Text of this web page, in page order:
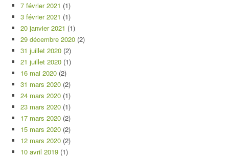
7 février 2021 (1)
3 février 2021 (1)
20 janvier 2021 (1)
29 décembre 2020 (2)
31 juillet 2020 (2)
21 juillet 2020 (1)
16 mai 2020 (2)
31 mars 2020 (2)
24 mars 2020 (1)
23 mars 2020 (1)
17 mars 2020 (2)
15 mars 2020 (2)
12 mars 2020 (2)
10 avril 2019 (1)